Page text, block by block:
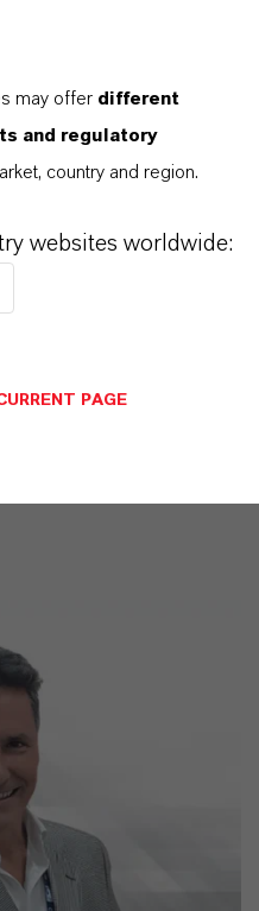
ihrer Märkte. Hier
Gründe, warum
für Ihr Unternehmen
SIE: UNSERE
may offer different
and regulatory
country and region.
websites worldwide:
PAGE